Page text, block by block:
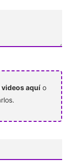
videos aquí o